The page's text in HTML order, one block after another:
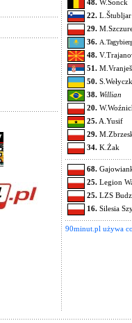
48.W.Sonck
22.L.Štubljar
29.
36.
48.
51.M.Vranješ
50.
38. Willian
20.
25.A.Yusif
29.
34.K.Żak
68.
25.Legion
25.LZS
16.Silesia
90minut.pl używa